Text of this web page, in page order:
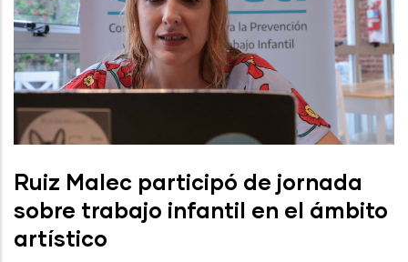
Ruiz Malec participó de jornada
sobre trabajo infantil en el ámbito
artístico